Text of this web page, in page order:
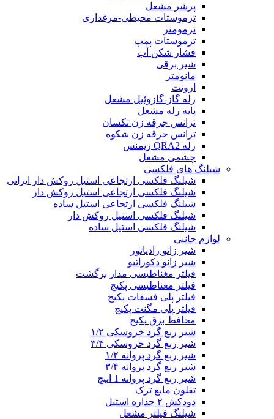
پرشر مشعل
ترموستات محیطی-مرغداری
ترمومتر
ترموستات پمپ
فشار شکن آب
شیر برقی
مانومتر
ارونت
رله گاز-گازوئیل مشعل
پایه رله مشعل
ترانس جرقه زن تکسان
ترانس جرقه زن شکوه
رله QRA2 زیمنس
چشمی مشعل
شیلنگ های فلکسی
شیلنگ فلکسی ارتجاعی استیل روکش دار ایرانی
شیلنگ فلکسی ارتجاعی استیل روکش دار
شیلنگ فلکسی ارتجاعی استیل ساده
شیلنگ فلکسی استیل روکش دار
شیلنگ فلکسی استیل ساده
لوازم جانبی
شیر زانو رادیاتور
شیر زانو دکوراتیو
فیلتر مغناطیسی مدار برگشت
فیلتر مغناطیسی پکیج
فیلتر پلی فسفات پکیج
فیلتر پلی مگنت پکیج
محافظ برق پکیج
شیر ربع گرد خروسکی ۱/۲
شیر ربع گرد خروسکی ۳/۴
شیر ربع گرد پروانه ۱/۲
شیر ربع گرد پروانه ۳/۴
شیر ربع گرد پروانه 1 اینچ
تفلون مایع ترک
دودکش ۲ جداره استیل
شیلنگ فیلتر مشعل